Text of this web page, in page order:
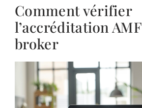
Comment vérifier
l’accréditation
broker